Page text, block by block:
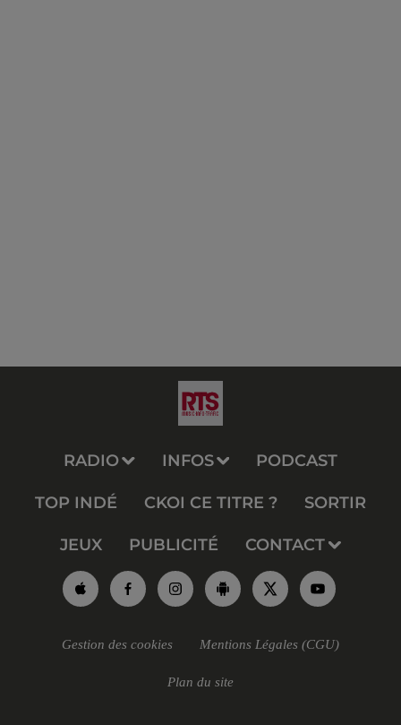
RADIO INFOS PODCAST
TOP INDÉ CKOI CE TITRE ? SORTIR
JEUX PUBLICITÉ CONTACT
Gestion des cookies Mentions Légales (CGU)
Plan du site